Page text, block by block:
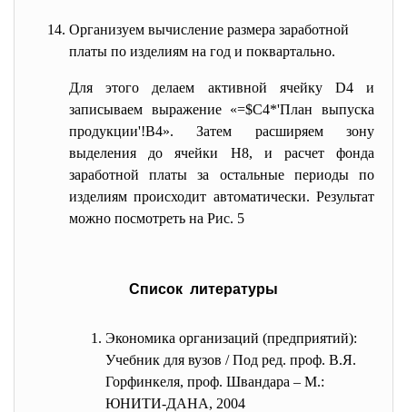
Организуем вычисление размера заработной
платы по изделиям на год и поквартально.
Для этого делаем активной ячейку D4 и
записываем выражение «=$C4*'План выпуска
продукции'!B4». Затем расширяем зону
выделения до ячейки H8, и расчет фонда
заработной платы за остальные периоды по
изделиям происходит автоматически. Результат
можно посмотреть на Рис. 5
Список литературы
Экономика организаций (предприятий):
Учебник для вузов / Под ред. проф. В.Я.
Горфинкеля, проф. Швандара – М.:
ЮНИТИ-ДАНА, 2004